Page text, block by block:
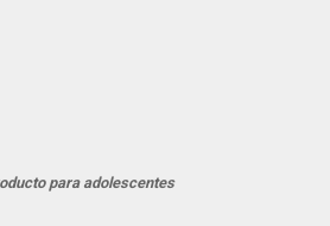
para adolescentes